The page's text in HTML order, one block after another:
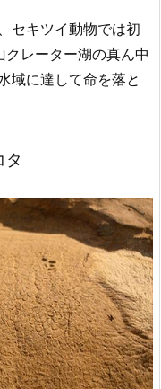
セキツイ動物では初
レーター湖の真ん中
域に達して命を落と
タ